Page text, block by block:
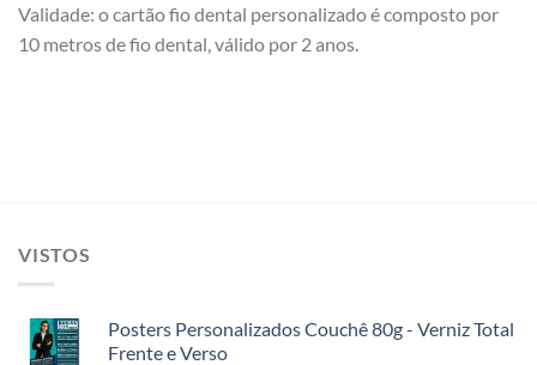
Validade: o cartão fio dental personalizado é composto por
10 metros de fio dental, válido por 2 anos.
VISTOS
Posters Personalizados Couchê 80g - Verniz Total
Frente e Verso